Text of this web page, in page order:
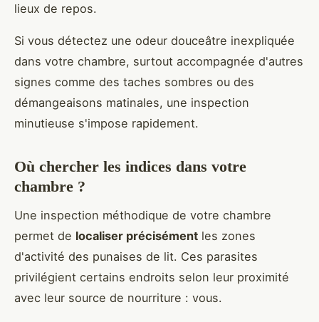
lieux de repos.
Si vous détectez une odeur douceâtre inexpliquée
dans votre chambre, surtout accompagnée d'autres
signes comme des taches sombres ou des
démangeaisons matinales, une inspection
minutieuse s'impose rapidement.
Où chercher les indices dans votre
chambre ?
Une inspection méthodique de votre chambre
permet de localiser précisément les zones
d'activité des punaises de lit. Ces parasites
privilégient certains endroits selon leur proximité
avec leur source de nourriture : vous.